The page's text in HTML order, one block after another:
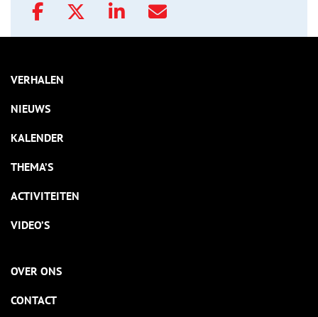
VERHALEN
NIEUWS
KALENDER
THEMA’S
ACTIVITEITEN
VIDEO’S
OVER ONS
CONTACT